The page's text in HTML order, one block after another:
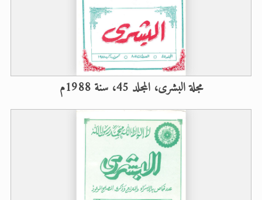
مجلة البشرى، المجلد 45، سنة 1988م